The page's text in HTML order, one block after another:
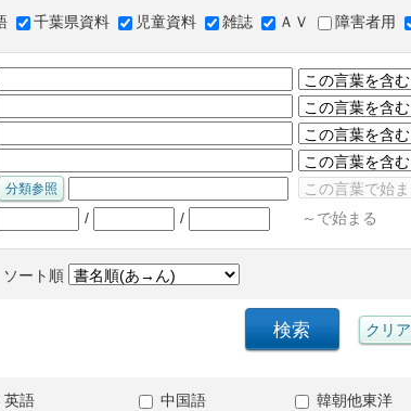
千葉県資料 児童資料 雑誌 ＡＶ 障害者用
/ / ～で始まる
ソート順
英語 中国語 韓朝他東洋